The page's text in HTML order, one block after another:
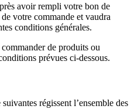
avoir rempli votre bon de
votre commande et vaudra
conditions générales.
de produits ou
prévues ci-dessous.
régissent l’ensemble des